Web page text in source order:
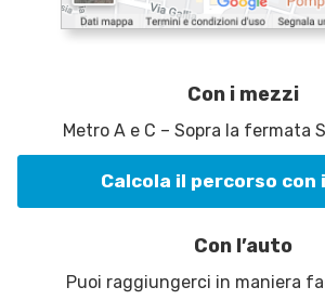
Con i mezzi
Metro A e C – Sopra la fermata
Calcola il percorso con
Con l’auto
Puoi raggiungerci in maniera